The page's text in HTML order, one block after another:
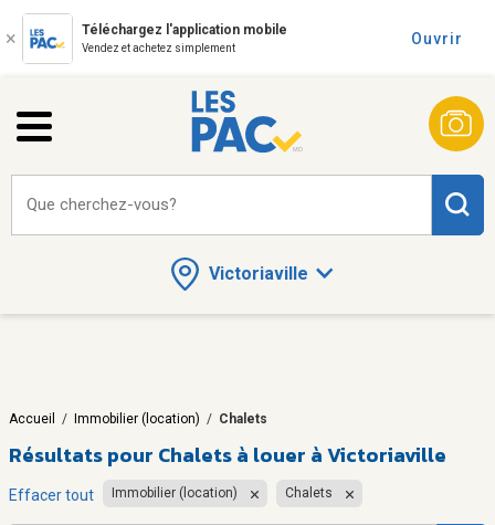
Téléchargez l'application mobile
Vendez et achetez simplement
Ouvrir
Victoriaville
Que cherchez-vous?
Accueil / Immobilier (location) / Chalets
Résultats pour Chalets à louer à Victoriaville
Effacer tout Immobilier (location) Chalets